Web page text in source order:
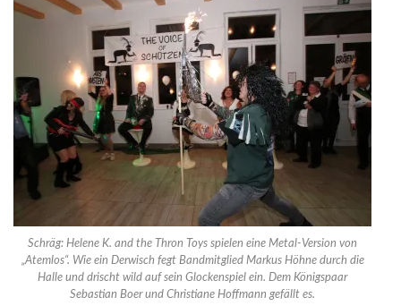
Schräg: Helene K. and the Thron Toys spielen eine Metal-Version von
„Atemlos“. Wie ein Derwisch fegt Bandmitglied Markus Höhne durch die
Halle und drischt wild auf sein Glockenspiel ein. Dem Königspaar
Sebastian Boer und Christiane Hoffmann gefällt es.